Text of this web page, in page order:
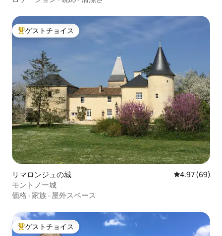
大好評のゲストチョイスです。
ゲストチョイス
リマロンジュの城 レビュー69
4.97 (69)
モントノー城
価格 · 家族 · 屋外スペース
大好評のゲストチョイスです。
ゲストチョイス